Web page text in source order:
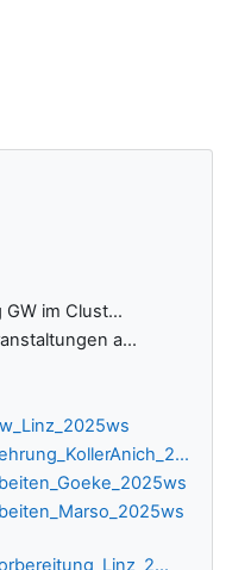
im Clust...
a...